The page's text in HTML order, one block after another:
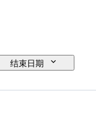
结束日期